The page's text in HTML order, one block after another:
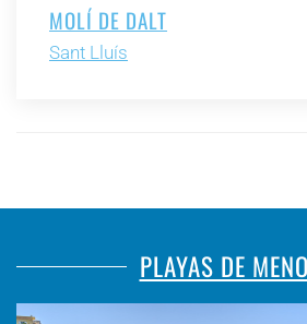
MOLÍ DE DALT
Sant Lluís
PLAYAS DE